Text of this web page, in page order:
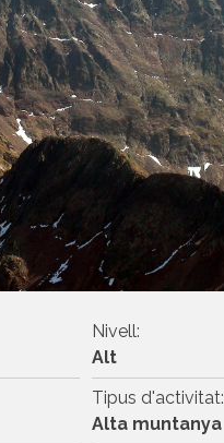
Nivell:
Alt
Tipus d'activitat:
Alta muntanya